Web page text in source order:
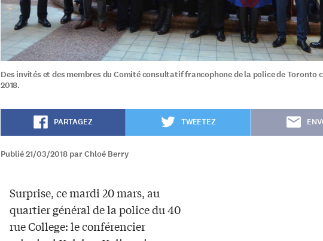
Des invités et des membres du Comité consultatif francophone de la police de Toronto
2018.
PARTAGEZ TWEETEZ
Publié 21/03/2018 par Chloé Berry
Surprise, ce mardi 20 mars, au
quartier général de la police du 40
rue College: le conférencier